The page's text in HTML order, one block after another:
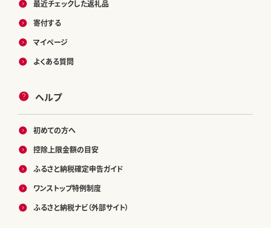
最近チェックした返礼品
寄付する
マイページ
よくある質問
ヘルプ
初めての方へ
控除上限金額の目安
ふるさと納税確定申告ガイド
ワンストップ特例制度
ふるさと納税ナビ（外部サイト）